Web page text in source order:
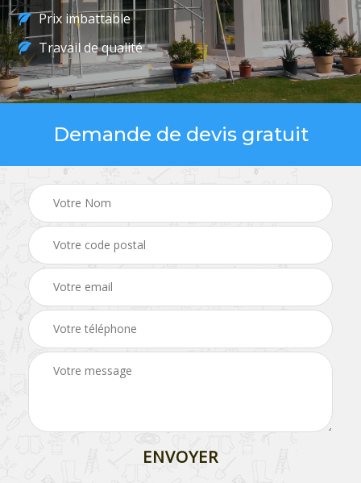
Prix imbattable
Travail de qualité
Demande de devis gratuit